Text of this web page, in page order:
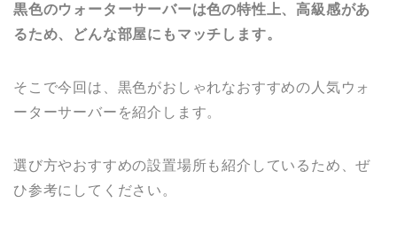
黒色のウォーターサーバーは色の特性上、高級感があ
るため、どんな部屋にもマッチします。
そこで今回は、黒色がおしゃれなおすすめの人気ウォ
ーターサーバーを紹介します。
選び方やおすすめの設置場所も紹介しているため、ぜ
ひ参考にしてください。